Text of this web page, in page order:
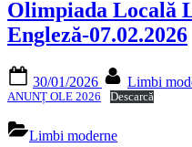
Olimpiada Locală
Engleză-07.02.2026
on
30/01/2026 Limbi
ANUNȚ OLE 2026 Descarcă
Limbi moderne